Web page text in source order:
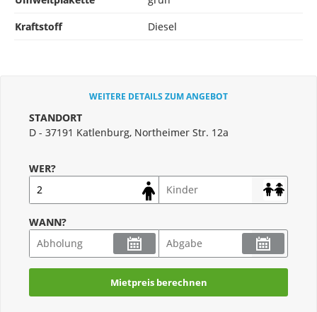
Kraftstoff
Diesel
WEITERE DETAILS ZUM ANGEBOT
STANDORT
D - 37191 Katlenburg, Northeimer Str. 12a
WER?
WANN?
Mietpreis berechnen